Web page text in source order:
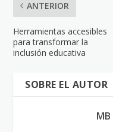
ANTERIOR
Herramientas accesibles
para transformar la
inclusión educativa
SOBRE EL AUTOR